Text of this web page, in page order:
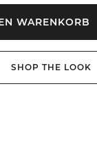
WARENKORB
SHOP THE LOOK